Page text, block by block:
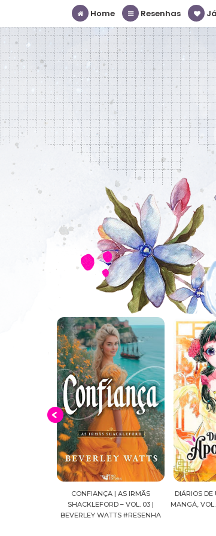
Home Resenhas
DIÁRIOS DE UMA APOTECÁRIA |
MANGÁ, VOL.04 | NATSU HYUUGA
SEIYA